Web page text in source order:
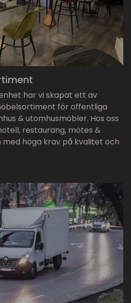
har vi skapat ett av
för offentliga
& utomhusmöbler. Hos oss
restaurang, mötes &
höga krav på kvalitet och